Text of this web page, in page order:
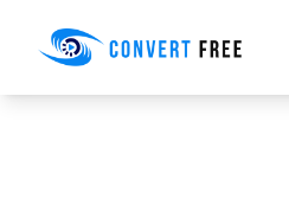
Convert Free